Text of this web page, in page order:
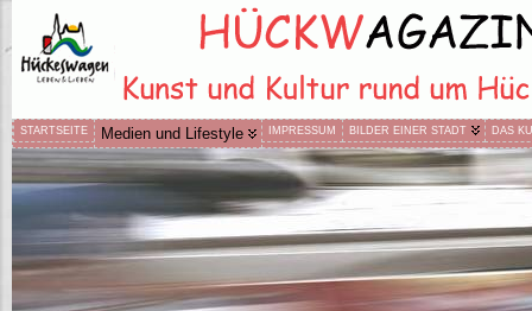
STARTSEITE Medien und Lifestyle IMPRESSUM BILDER EINER STADT DAS